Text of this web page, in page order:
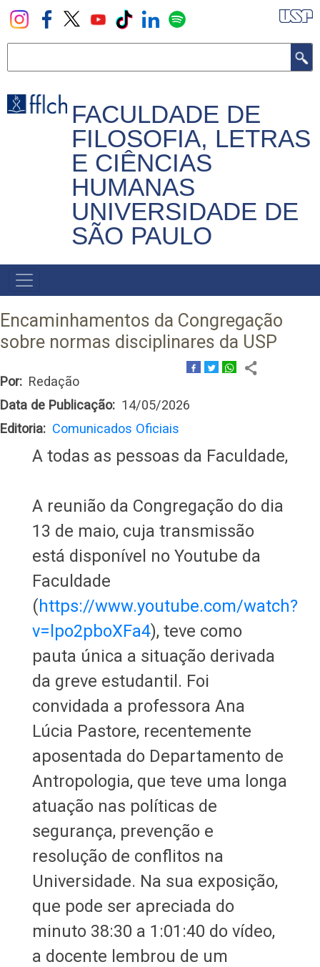
Pular
para
principal
FACULDADE DE
FILOSOFIA, LETRAS
E CIÊNCIAS
HUMANAS
UNIVERSIDADE DE
SÃO PAULO
NAVEGADOR
PRINCIPAL
Encaminhamentos da Congregação
sobre normas disciplinares da USP
Por
Redação
Data de Publicação
14/05/2026
Editoria
Comunicados Oficiais
A todas as pessoas da Faculdade,
A reunião da Congregação do dia
13 de maio, cuja transmissão
está disponível no Youtube da
Faculdade
(https://www.youtube.com/watch?
v=lpo2pboXFa4), teve como
pauta única a situação derivada
da greve estudantil. Foi
convidada a professora Ana
Lúcia Pastore, recentemente
aposentada do Departamento de
Antropologia, que teve uma longa
atuação nas políticas de
segurança, prevenção e
resolução de conflitos na
Universidade. Na sua exposição,
que pode ser apreciada do
minuto 38:30 a 1:01:40 do vídeo,
a docente lembrou de um